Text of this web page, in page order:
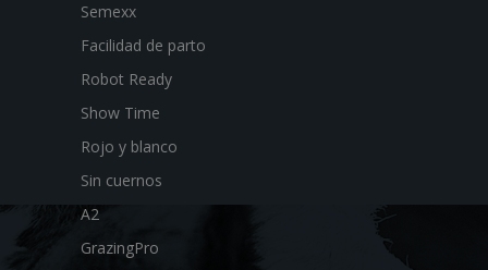
Semexx
Facilidad de parto
Robot Ready
Show Time
Rojo y blanco
Sin cuernos
A2
GrazingPro